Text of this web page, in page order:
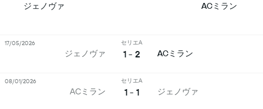
ジェノヴァ ACミラン
ジェノヴァ
セリエA
1 - 2 ACミラン
17/05/2026
ACミラン
セリエA
1 - 1 ジェノヴァ
08/01/2026